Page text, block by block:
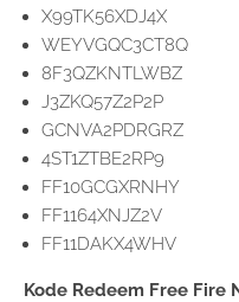
X99TK56XDJ4X
WEYVGQC3CT8Q
8F3QZKNTLWBZ
J3ZKQ57Z2P2P
GCNVA2PDRGRZ
4ST1ZTBE2RP9
FF10GCGXRNHY
FF1164XNJZ2V
FF11DAKX4WHV
Kode Redeem Free Fire